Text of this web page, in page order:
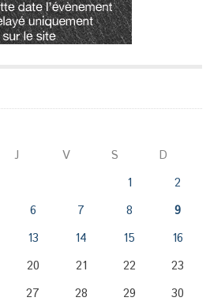
J V S
D
1
2
6 7 8
9
13 14 15
16
20 21 22
23
27 28 29
30